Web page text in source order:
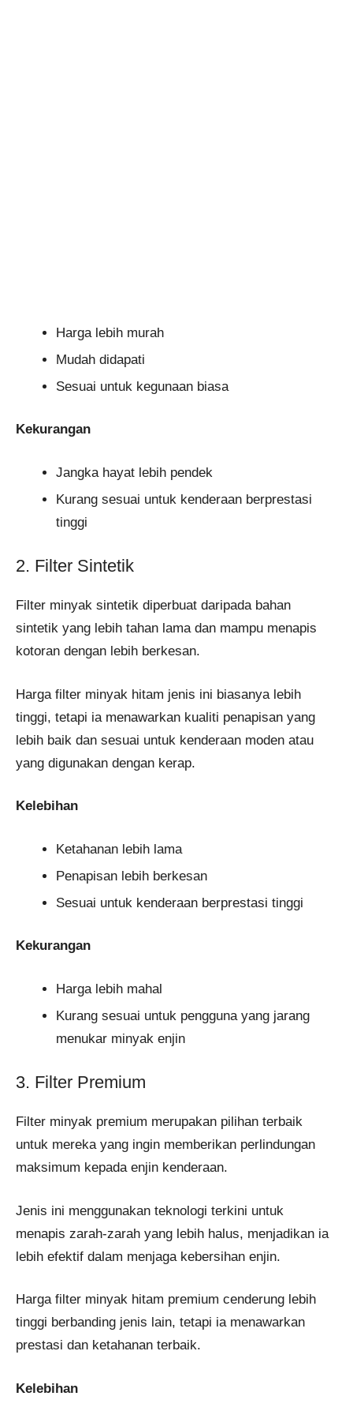
Harga lebih murah
Mudah didapati
Sesuai untuk kegunaan biasa
Kekurangan
Jangka hayat lebih pendek
Kurang sesuai untuk kenderaan berprestasi
tinggi
2. Filter Sintetik
Filter minyak sintetik diperbuat daripada bahan
sintetik yang lebih tahan lama dan mampu menapis
kotoran dengan lebih berkesan.
Harga filter minyak hitam jenis ini biasanya lebih
tinggi, tetapi ia menawarkan kualiti penapisan yang
lebih baik dan sesuai untuk kenderaan moden atau
yang digunakan dengan kerap.
Kelebihan
Ketahanan lebih lama
Penapisan lebih berkesan
Sesuai untuk kenderaan berprestasi tinggi
Kekurangan
Harga lebih mahal
Kurang sesuai untuk pengguna yang jarang
menukar minyak enjin
3. Filter Premium
Filter minyak premium merupakan pilihan terbaik
untuk mereka yang ingin memberikan perlindungan
maksimum kepada enjin kenderaan.
Jenis ini menggunakan teknologi terkini untuk
menapis zarah-zarah yang lebih halus, menjadikan ia
lebih efektif dalam menjaga kebersihan enjin.
Harga filter minyak hitam premium cenderung lebih
tinggi berbanding jenis lain, tetapi ia menawarkan
prestasi dan ketahanan terbaik.
Kelebihan